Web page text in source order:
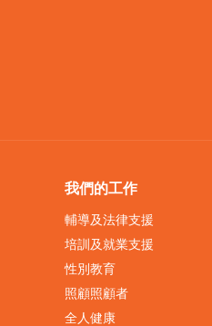
我們的工作
輔導及法律支援
培訓及就業支援
性別教育
照顧照顧者
全人健康